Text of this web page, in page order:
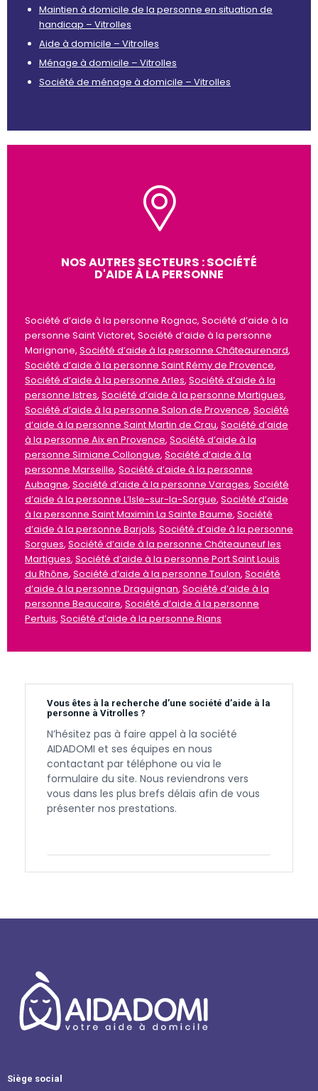
Maintien à domicile de la personne en situation de
handicap – Vitrolles
Aide à domicile – Vitrolles
Ménage à domicile – Vitrolles
Société de ménage à domicile – Vitrolles
NOS AUTRES SECTEURS : SOCIÉTÉ
D'AIDE À LA PERSONNE
Société d’aide à la personne Rognac, Société d’aide à la
personne Saint Victoret, Société d’aide à la personne
Marignane, Société d’aide à la personne Châteaurenard,
Société d’aide à la personne Saint Rémy de Provence,
Société d’aide à la personne Arles, Société d’aide à la
personne Istres, Société d’aide à la personne Martigues,
Société d’aide à la personne Salon de Provence, Société
d’aide à la personne Saint Martin de Crau, Société d’aide
à la personne Aix en Provence, Société d’aide à la
personne Simiane Collongue, Société d’aide à la
personne Marseille, Société d’aide à la personne
Aubagne, Société d’aide à la personne Varages, Société
d’aide à la personne L’Isle-sur-la-Sorgue, Société d’aide
à la personne Saint Maximin La Sainte Baume, Société
d’aide à la personne Barjols, Société d’aide à la personne
Sorgues, Société d’aide à la personne Châteauneuf les
Martigues, Société d’aide à la personne Port Saint Louis
du Rhône, Société d’aide à la personne Toulon, Société
d’aide à la personne Draguignan, Société d’aide à la
personne Beaucaire, Société d’aide à la personne
Pertuis, Société d’aide à la personne Rians
Vous êtes à la recherche d’une société d’aide à la
personne à Vitrolles ?
N’hésitez pas à faire appel à la société
AIDADOMI et ses équipes en nous
contactant par téléphone ou via le
formulaire du site. Nous reviendrons vers
vous dans les plus brefs délais afin de vous
présenter nos prestations.
Siège social